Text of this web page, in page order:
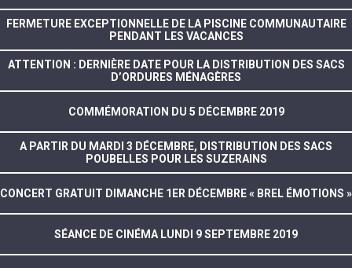
FERMETURE EXCEPTIONNELLE DE LA PISCINE COMMUNAUTAIRE
PENDANT LES VACANCES
ATTENTION : DERNIÈRE DATE POUR LA DISTRIBUTION DES SACS
D’ORDURES MÉNAGÈRES
COMMÉMORATION DU 5 DÉCEMBRE 2019
A PARTIR DU MARDI 3 DÉCEMBRE, DISTRIBUTION DES SACS
POUBELLES POUR LES SUZERAINS
CONCERT GRATUIT DIMANCHE 1ER DÉCEMBRE « BREL ÉMOTIONS »
SÉANCE DE CINÉMA LUNDI 9 SEPTEMBRE 2019